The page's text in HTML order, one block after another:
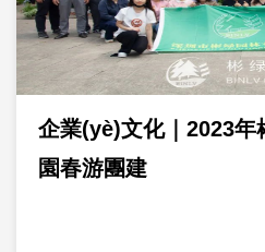
企業(yè)文化｜2023年
園春游團建